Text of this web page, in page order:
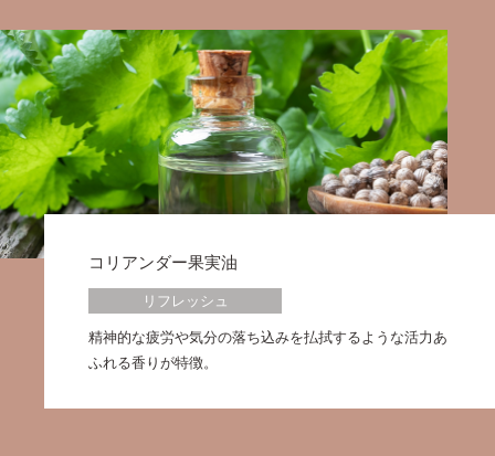
コリアンダー果実油
リフレッシュ
精神的な疲労や気分の落ち込みを払拭するような活力あ
ふれる香りが特徴。